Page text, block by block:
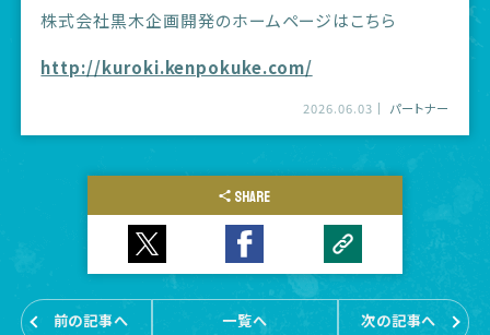
株式会社黒木企画開発のホームページはこちら
http://kuroki.kenpokuke.com/
2026.06.03 パートナー
SHARE
前の記事へ 一覧へ 次の記事へ